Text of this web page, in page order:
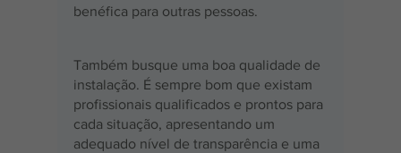
benéfica para outras pessoas.
Também busque uma boa qualidade de
instalação. É sempre bom que existam
profissionais qualificados e prontos para
cada situação, apresentando um
adequado nível de transparência e uma